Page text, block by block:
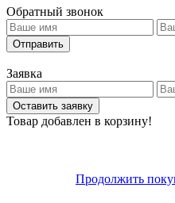
Обратный звонок
Отправить
Заявка
Оставить заявку
Товар добавлен в корзину!
Продолжить